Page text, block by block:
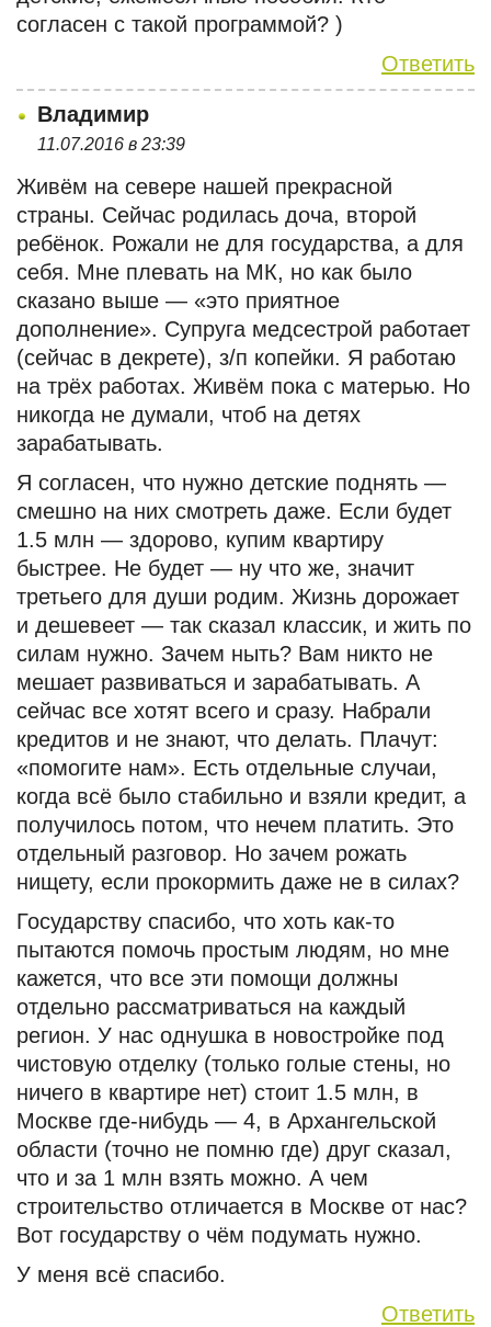
согласен с такой программой? )
Ответить
Владимир
11.07.2016 в 23:39
Живём на севере нашей прекрасной
страны. Сейчас родилась доча, второй
ребёнок. Рожали не для государства, а для
себя. Мне плевать на МК, но как было
сказано выше — «это приятное
дополнение». Супруга медсестрой работает
(сейчас в декрете), з/п копейки. Я работаю
на трёх работах. Живём пока с матерью. Но
никогда не думали, чтоб на детях
зарабатывать.
Я согласен, что нужно детские поднять —
смешно на них смотреть даже. Если будет
1.5 млн — здорово, купим квартиру
быстрее. Не будет — ну что же, значит
третьего для души родим. Жизнь дорожает
и дешевеет — так сказал классик, и жить по
силам нужно. Зачем ныть? Вам никто не
мешает развиваться и зарабатывать. А
сейчас все хотят всего и сразу. Набрали
кредитов и не знают, что делать. Плачут:
«помогите нам». Есть отдельные случаи,
когда всё было стабильно и взяли кредит, а
получилось потом, что нечем платить. Это
отдельный разговор. Но зачем рожать
нищету, если прокормить даже не в силах?
Государству спасибо, что хоть как-то
пытаются помочь простым людям, но мне
кажется, что все эти помощи должны
отдельно рассматриваться на каждый
регион. У нас однушка в новостройке под
чистовую отделку (только голые стены, но
ничего в квартире нет) стоит 1.5 млн, в
Москве где-нибудь — 4, в Архангельской
области (точно не помню где) друг сказал,
что и за 1 млн взять можно. А чем
строительство отличается в Москве от нас?
Вот государству о чём подумать нужно.
У меня всё спасибо.
Ответить